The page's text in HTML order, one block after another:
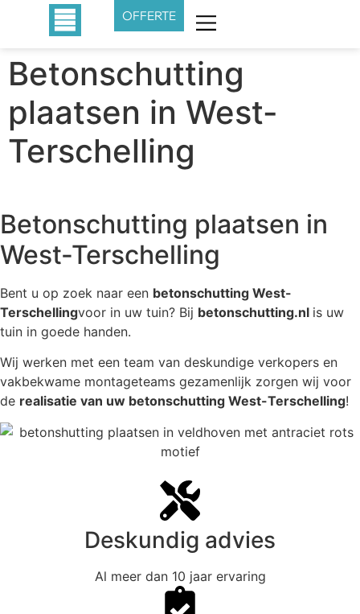
OFFERTE
Betonschutting
plaatsen in West-
Terschelling
Betonschutting plaatsen in
West-Terschelling
Bent u op zoek naar een betonschutting West-
Terschellingvoor in uw tuin? Bij betonschutting.nl is uw
tuin in goede handen.
Wij werken met een team van deskundige verkopers en
vakbekwame montageteams gezamenlijk zorgen wij voor
de realisatie van uw betonschutting West-Terschelling!
Deskundig advies
Al meer dan 10 jaar ervaring